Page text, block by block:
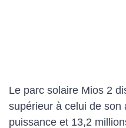
Le parc solaire Mios 2
supérieur à celui de son
puissance et 13,2